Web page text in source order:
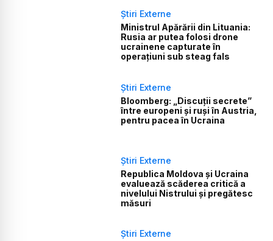
Știri Externe
Ministrul Apărării din Lituania:
Rusia ar putea folosi drone
ucrainene capturate în
operațiuni sub steag fals
Știri Externe
Bloomberg: „Discuții secrete”
între europeni și ruși în Austria,
pentru pacea în Ucraina
Știri Externe
Republica Moldova și Ucraina
evaluează scăderea critică a
nivelului Nistrului și pregătesc
măsuri
Știri Externe